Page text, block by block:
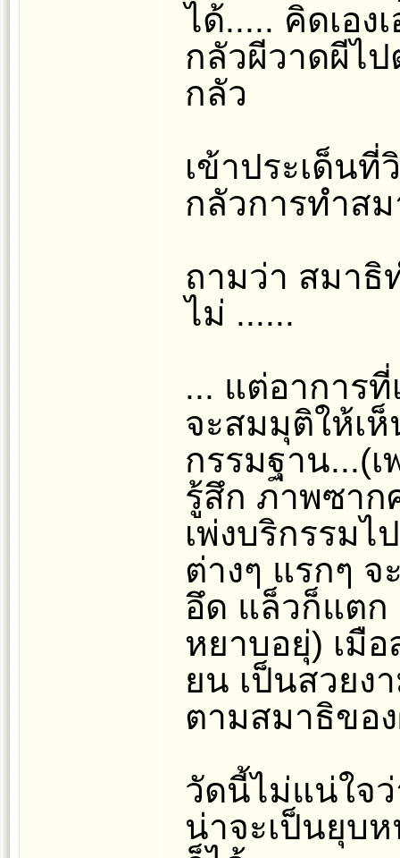
ได้..... คิดเอง
กลัวผีวาดผีไ
กลัว
เข้าประเด็น
กลัวการทำส
ถามว่า สมาธิ
ไม่ ......
... แต่อาการ
จะสมมุติให้เห็
กรรมฐาน...(
รู้สึก ภาพซาก
เพ่งบริกรรม
ต่างๆ แรกๆ
อึด แล็วก็แตก
หยาบอยุ่) เมื
ยน เป็นสวยง
ตามสมาธิขอ
วัดนี้ไม่แน่ใจ
น่าจะเป็นยุบ